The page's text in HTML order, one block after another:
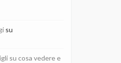
su
su cosa vedere e